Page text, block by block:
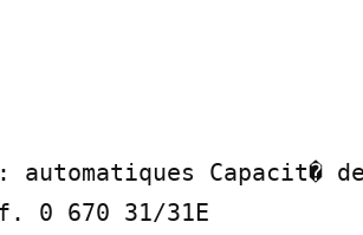
: automatiques Capacit�
0 670 31/31E